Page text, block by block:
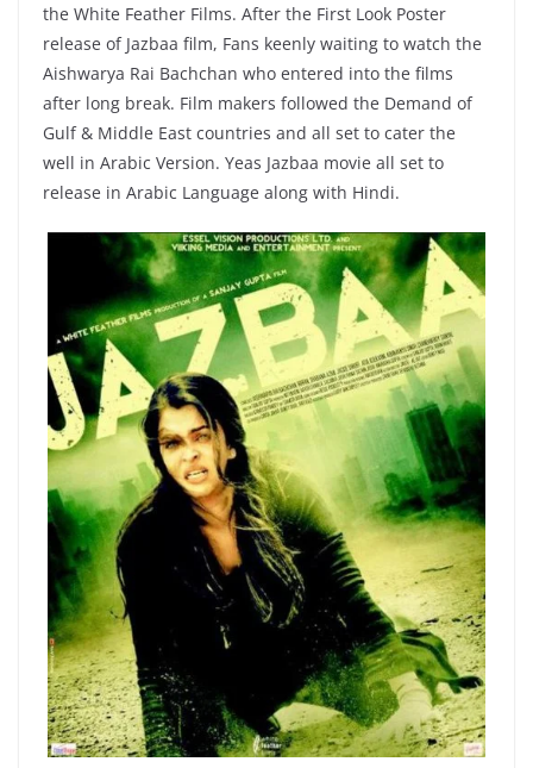
the White Feather Films. After the First Look Poster
release of Jazbaa film, Fans keenly waiting to watch the
Aishwarya Rai Bachchan who entered into the films
after long break. Film makers followed the Demand of
Gulf & Middle East countries and all set to cater the
well in Arabic Version. Yeas Jazbaa movie all set to
release in Arabic Language along with Hindi.